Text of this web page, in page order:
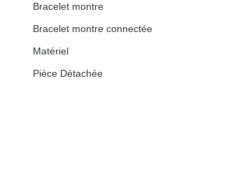
Bracelet montre
Bracelet montre connectée
Matériel
Pièce Détachée